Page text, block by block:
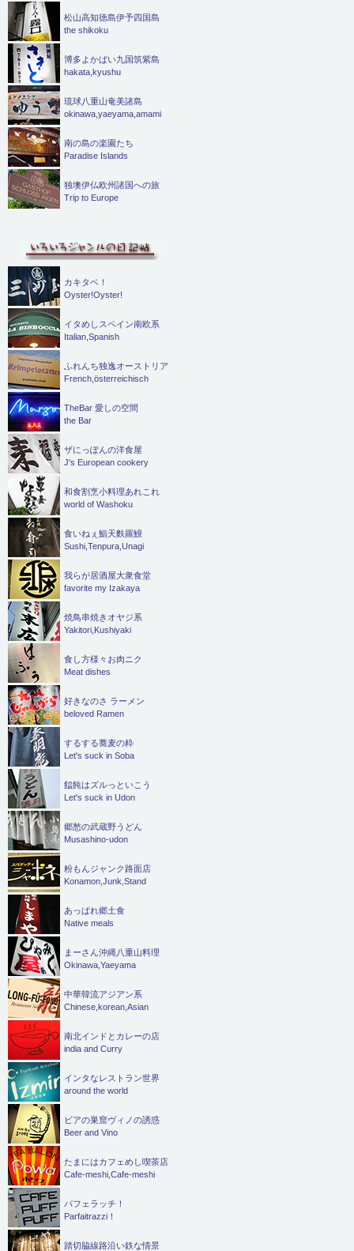
松山高知徳島伊予四国島
the shikoku
博多よかばい九国筑紫島
hakata,kyushu
琉球八重山奄美諸島
okinawa,yaeyama,amami
南の島の楽園たち
Paradise Islands
独墺伊仏欧州諸国への旅
Trip to Europe
カキタベ！
Oyster!Oyster!
イタめしスペイン南欧系
Italian,Spanish
ふれんち独逸オーストリア
French,österreichisch
TheBar 愛しの空間
the Bar
ザにっぽんの洋食屋
J's European cookery
和食割烹小料理あれこれ
world of Washoku
食いねぇ鮨天麩羅鰻
Sushi,Tenpura,Unagi
我らが居酒屋大衆食堂
favorite my Izakaya
焼鳥串焼きオヤジ系
Yakitori,Kushiyaki
食し方様々お肉ニク
Meat dishes
好きなのさ ラーメン
beloved Ramen
するする蕎麦の粋
Let's suck in Soba
饂飩はズルっといこう
Let's suck in Udon
郷愁の武蔵野うどん
Musashino-udon
粉もんジャンク路面店
Konamon,Junk,Stand
あっぱれ郷土食
Native meals
まーさん沖縄八重山料理
Okinawa,Yaeyama
中華韓流アジアン系
Chinese,korean,Asian
南北インドとカレーの店
india and Curry
インタなレストラン世界
around the world
ビアの巣窟ヴィノの誘惑
Beer and Vino
たまにはカフェめし喫茶店
Cafe-meshi,Cafe-meshi
パフェラッチ！
Parfaitrazzi！
踏切脇線路沿い鉄な情景